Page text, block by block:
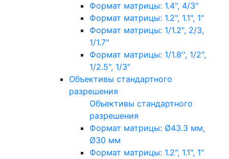
Формат матрицы: 1.4", 4/3"
Формат матрицы: 1.2", 1.1", 1"
Формат матрицы: 1/1.2", 2/3,
1/1.7"
Формат матрицы: 1/1.8'', 1/2",
1/2.5", 1/3"
Объективы стандартного
разрешения
Объективы стандартного
разрешения
Формат матрицы: Ø43.3 мм,
Ø30 мм
Формат матрицы: 1.2", 1.1", 1"